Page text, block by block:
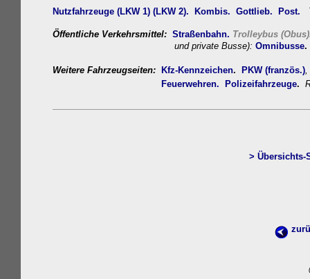
Nutzfahrzeuge (LKW 1) (LKW 2). Kombis. Gottlieb. Post.
Öffentliche Verkehrsmittel: Straßenbahn. Trolleybus
und private Busse): Omnibusse.
Weitere Fahrzeugseiten: Kfz-Kennzeichen. PKW (französ.)
Feuerwehren.
Polizeifahrzeuge.
> Übersichts-